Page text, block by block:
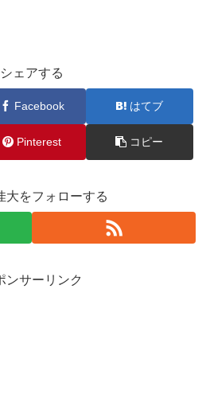
シェアする
Facebook はてブ
Pinterest コピー
をフォローする
ンサーリンク